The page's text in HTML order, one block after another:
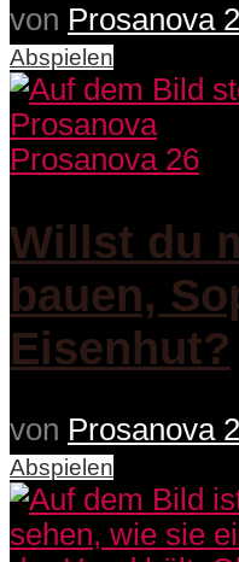
von Prosanova
Abspielen
Prosanova 26
Willst du
bauen,
Eisenhut?
von Prosanova
Abspielen